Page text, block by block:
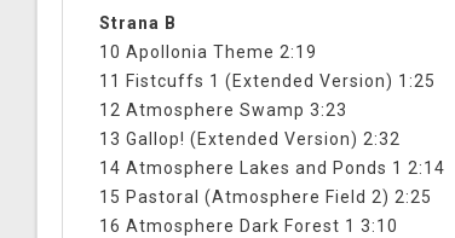
Strana B
10 Apollonia Theme 2:19
11 Fistcuffs 1 (Extended Version) 1:25
12 Atmosphere Swamp 3:23
13 Gallop! (Extended Version) 2:32
14 Atmosphere Lakes and Ponds 1 2:14
15 Pastoral (Atmosphere Field 2) 2:25
16 Atmosphere Dark Forest 1 3:10